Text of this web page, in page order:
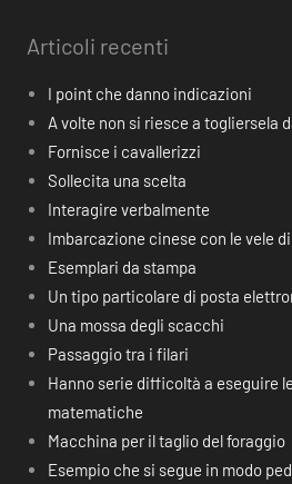
Articoli recenti
I point che danno indicazioni
A volte non si riesce a togliersela
Fornisce i cavallerizzi
Sollecita una scelta
Interagire verbalmente
Imbarcazione cinese con le vele
Esemplari da stampa
Un tipo particolare di posta
Una mossa degli scacchi
Passaggio tra i filari
Hanno serie difficoltà a eseguire
matematiche
Macchina per il taglio del foraggio
Esempio che si segue in modo